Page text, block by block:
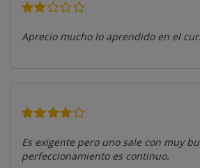
Aprecio mucho lo aprendido en el
Es exigente pero uno sale con muy
perfeccionamiento es continuo.